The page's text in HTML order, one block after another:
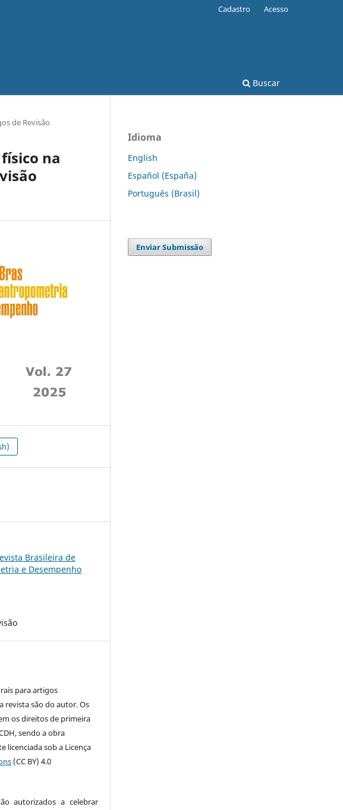
Buscar
Cadastro Acesso
de Revisão
na
Brasileira de
e Desempenho
para artigos
revista são do autor. Os
os direitos de primeira
sendo a obra
licenciada sob a Licença
(CC BY) 4.0
autorizados a celebrar
Idioma
English
Español (España)
Português (Brasil)
Enviar Submissão